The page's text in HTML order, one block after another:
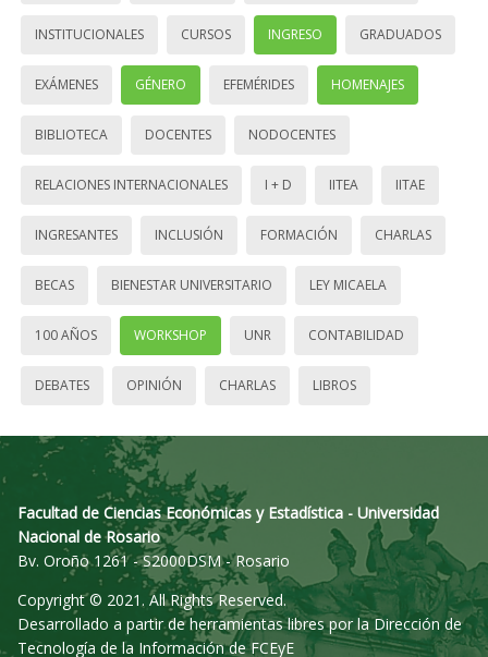
INSTITUCIONALES CURSOS INGRESO GRADUADOS
EXÁMENES GÉNERO EFEMÉRIDES HOMENAJES
BIBLIOTECA DOCENTES NODOCENTES
RELACIONES INTERNACIONALES I + D IITEA IITAE
INGRESANTES INCLUSIÓN FORMACIÓN CHARLAS
BECAS BIENESTAR UNIVERSITARIO LEY MICAELA
100 AÑOS WORKSHOP UNR CONTABILIDAD
DEBATES OPINIÓN CHARLAS LIBROS
Facultad de Ciencias Económicas y Estadística - Universidad
Nacional de Rosario
Bv. Oroño 1261 - S2000DSM - Rosario
Copyright © 2021. All Rights Reserved.
Desarrollado a partir de herramientas libres por la Dirección de
Tecnología de la Información de FCEyE